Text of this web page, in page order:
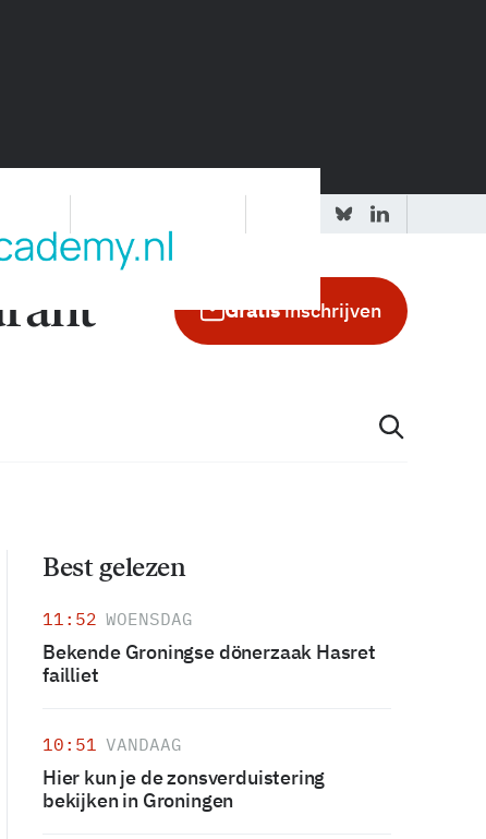
Gratisinschrijven
Best gelezen
11:52 WOENSDAG
Bekende Groningse dönerzaak Hasret
failliet
10:51 VANDAAG
Hier kun je de zonsverduistering
bekijken in Groningen